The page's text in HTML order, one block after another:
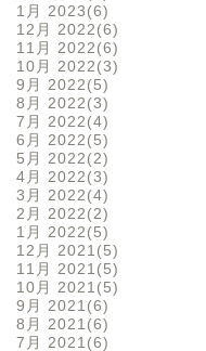
1月 2023 6
12月 2022 6
11月 2022 6
10月 2022 3
9月 2022 5
8月 2022 3
7月 2022 4
6月 2022 5
5月 2022 2
4月 2022 3
3月 2022 4
2月 2022 2
1月 2022 5
12月 2021
5
11月 2021
5
10月 2021
5
9月 2021
6
8月 2021
6
7月 2021
6